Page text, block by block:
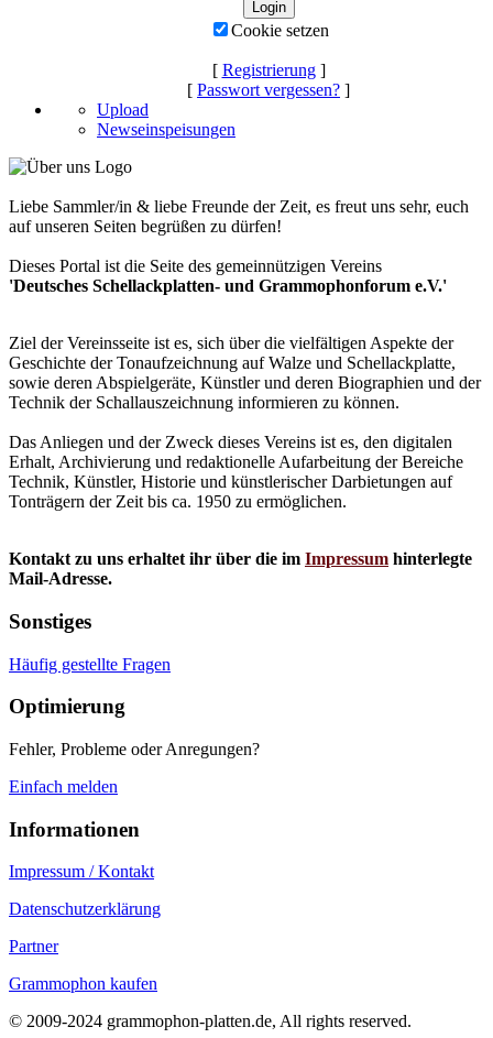
Cookie setzen
[ Registrierung]
[ Passwort vergessen? ]
Upload
Newseinspeisungen
Liebe Sammler/in & liebe Freunde der Zeit, es freut uns sehr, euch
auf unseren Seiten begrüßen zu dürfen!
Dieses Portal ist die Seite des gemeinnützigen Vereins
'Deutsches Schellackplatten- und Grammophonforum e.V.'
Ziel der Vereinsseite ist es, sich über die vielfältigen Aspekte der
Geschichte der Tonaufzeichnung auf Walze und Schellackplatte,
sowie deren Abspielgeräte, Künstler und deren Biographien und der
Technik der Schallauszeichnung informieren zu können.
Das Anliegen und der Zweck dieses Vereins ist es, den digitalen
Erhalt, Archivierung und redaktionelle Aufarbeitung der Bereiche
Technik, Künstler, Historie und künstlerischer Darbietungen auf
Tonträgern der Zeit bis ca. 1950 zu ermöglichen.
Kontakt zu uns erhaltet ihr über die im Impressum hinterlegte
Mail-Adresse.
Sonstiges
Häufig gestellte Fragen
Optimierung
Fehler, Probleme oder Anregungen?
Einfach melden
Informationen
Impressum / Kontakt
Datenschutzerklärung
Partner
Grammophon kaufen
© 2009-2024 grammophon-platten.de, All rights reserved.